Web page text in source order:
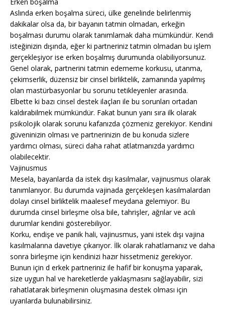
Aslında erken boşalma süreci, ülke genelinde belirlenmiş
dakikalar olsa da, bir bayanın tatmin olmadan, erkeğin
boşalması durumu olarak tanımlamak daha mümkündür. Kendi
isteğinizin dışında, eğer ki partneriniz tatmin olmadan bu işlem
gerçekleşiyor ise erken boşalmış durumunda olabiliyorsunuz.
Genel olarak, partnerini tatmin edememe korkusu, utanma,
çekimserlik, düzensiz bir cinsel birliktelik, zamanında yapılmış
olan mastürbasyonlar bu sorunu tetikleyenler arasında.
Elbette ki bazı cinsel destek ilaçları ile bu sorunları ortadan
kaldırabilmek mümkündür. Fakat bunun yanı sıra ilk olarak
psikolojik olarak sorunu kafanızda çözmeniz gerekiyor. Kendini
güveninizin olması ve partnerinizin de bu konuda sizlere
yardımcı olması, süreci daha rahat atlatmanızda yardımcı
olabilecektir.
Vajinusmus
Mesela, bayanlarda da istek dışı kasılmalar, vajinusmus olarak
tanımlanıyor. Bu durumda vajinada gerçekleşen kasılmalardan
dolayı cinsel birliktelik maalesef meydana gelemiyor. Bu
durumda cinsel birleşme olsa bile, tahrişler, ağrılar ve acılı
durumlar kendini gösterebiliyor.
Korku, endişe ve panik hali, vajinusmus, yani istek dışı vajina
kasılmalarına davetiye çıkarıyor. İlk olarak rahatlamanız ve daha
sonra birleşme için kendinizi hazır hissetmeniz gerekiyor.
Bunun için d erkek partneriniz ile hafif bir konuşma yaparak,
size uygun hal ve hareketlerde yaklaşmasını sağlayabilir, sizi
rahatlatarak birleşmenin oluşmasına destek olması için
uyarılarda bulunabilirsiniz.